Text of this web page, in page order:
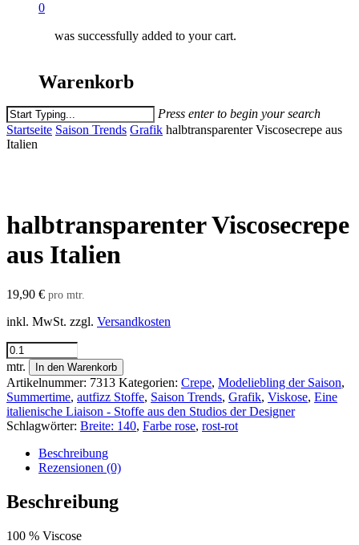
0
was successfully added to your cart.
Warenkorb
Press enter to begin your search
Close
Search
Startseite Saison Trends Grafik halbtransparenter Viscosecrepe aus
Italien
halbtransparenter Viscosecrepe
aus Italien
19,90 € pro mtr.
inkl. MwSt. zzgl. Versandkosten
halbtransparenter
Viscosecrepe
aus
Italien
Menge
mtr. In den Warenkorb
Artikelnummer: 7313 Kategorien: Crepe, Modeliebling der Saison,
Summertime, autfizz Stoffe, Saison Trends, Grafik, Viskose, Eine
italienische Liaison - Stoffe aus den Studios der Designer
Schlagwörter: Breite: 140, Farbe rose, rost-rot
Beschreibung
Rezensionen (0)
Beschreibung
100 % Viscose